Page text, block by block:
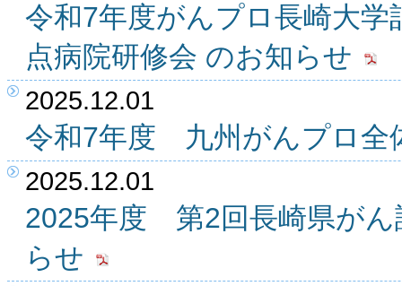
令和7年度がんプロ長崎大
点病院研修会 のお知らせ
2025.12.01
令和7年度 九州がんプロ
2025.12.01
2025年度 第2回長崎県がん
らせ